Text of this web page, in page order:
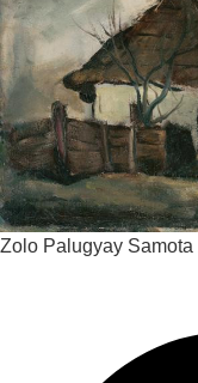
Zolo Palugyay Samota